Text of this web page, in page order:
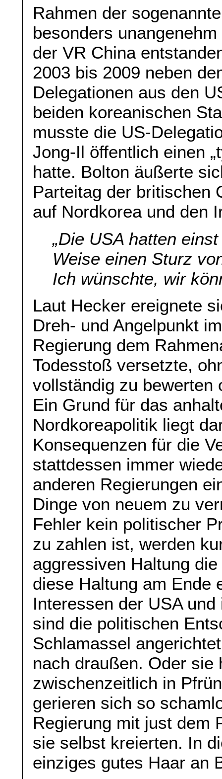
Rahmen der
besonders
der VR China
2003 bis 2009 neben
Delegationen aus den
beiden koreanischen
musste die US-
Jong-Il öffentlich einen
hatte. Bolton äußerte
Parteitag der britischen
auf Nordkorea und den
„Die USA hatten
Weise einen Sturz
Ich wünschte, wir
Laut Hecker ereignete
Dreh- und Angelpunkt
Regierung dem
Todesstoß versetzte,
vollständig zu bewerten
Ein Grund für das
Nordkoreapolitik liegt
Konsequenzen für die
stattdessen immer
anderen Regierungen
Dinge von neuem zu
Fehler kein politischer
zu zahlen ist, werden
aggressiven Haltung
diese Haltung am Ende
Interessen der USA
sind die politischen
Schlamassel
nach draußen. Oder sie
zwischenzeitlich in
gerieren sich so
Regierung mit just dem
sie selbst kreierten. In
einziges gutes Haar an